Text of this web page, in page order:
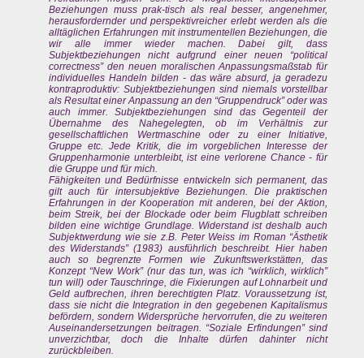
Beziehungen muss prak-tisch als real besser, angenehmer,
herausfordernder und perspektivreicher erlebt werden als die
alltäglichen Erfahrungen mit instrumentellen Beziehungen, die
wir alle immer wieder machen. Dabei gilt, dass
Subjektbeziehungen nicht aufgrund einer neuen “political
correctness” den neuen moralischen Anpassungsmaßstab für
individuelles Handeln bilden - das wäre absurd, ja geradezu
kontraproduktiv: Subjektbeziehungen sind niemals vorstellbar
als Resultat einer Anpassung an den “Gruppendruck” oder was
auch immer. Subjektbeziehungen sind das Gegenteil der
Übernahme des Nahegelegten, ob im Verhältnis zur
gesellschaftlichen Wertmaschine oder zu einer Initiative,
Gruppe etc. Jede Kritik, die im vorgeblichen Interesse der
Gruppenharmonie unterbleibt, ist eine verlorene Chance - für
die Gruppe und für mich.
Fähigkeiten und Bedürfnisse entwickeln sich permanent, das
gilt auch für intersubjektive Beziehungen. Die praktischen
Erfahrungen in der Kooperation mit anderen, bei der Aktion,
beim Streik, bei der Blockade oder beim Flugblatt schreiben
bilden eine wichtige Grundlage. Widerstand ist deshalb auch
Subjektwerdung wie sie z.B. Peter Weiss im Roman “Ästhetik
des Widerstands” (1983) ausführlich beschreibt. Hier haben
auch so begrenzte Formen wie Zukunftswerkstätten, das
Konzept “New Work” (nur das tun, was ich “wirklich, wirklich”
tun will) oder Tauschringe, die Fixierungen auf Lohnarbeit und
Geld aufbrechen, ihren berechtigten Platz. Voraussetzung ist,
dass sie nicht die Integration in den gegebenen Kapitalismus
befördern, sondern Widersprüche hervorrufen, die zu weiteren
Auseinandersetzungen beitragen. “Soziale Erfindungen” sind
unverzichtbar, doch die Inhalte dürfen dahinter nicht
zurückbleiben.